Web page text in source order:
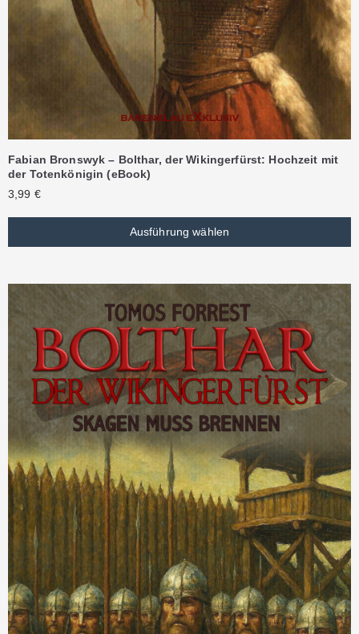
Fabian Bronswyk – Bolthar, der Wikingerfürst: Hochzeit mit
der Totenkönigin (eBook)
3,99 €
Ausführung wählen